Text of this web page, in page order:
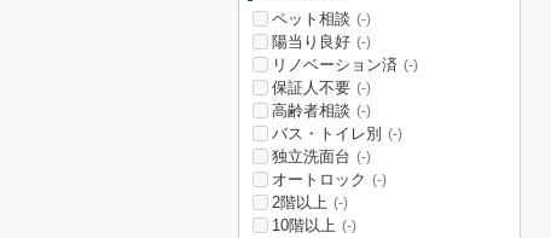
ペット相談 (-)
陽当り良好 (-)
リノベーション済 (-)
保証人不要 (-)
高齢者相談 (-)
バス・トイレ別 (-)
独立洗面台 (-)
オートロック (-)
2階以上 (-)
10階以上 (-)